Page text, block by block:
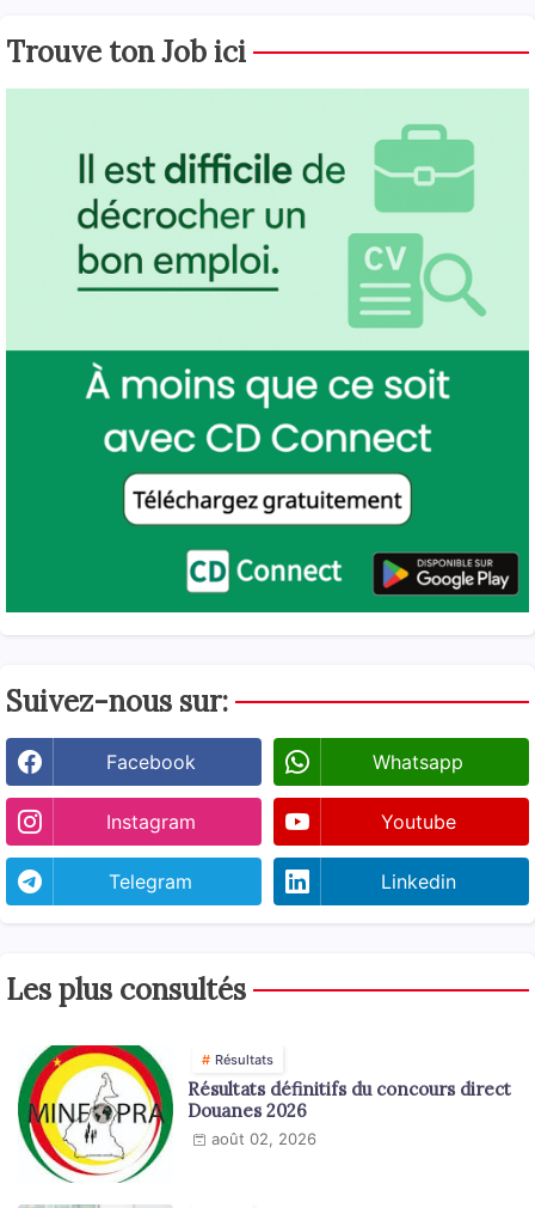
Trouve ton Job ici
Suivez-nous sur:
Facebook Whatsapp
Instagram Youtube
Telegram Linkedin
Les plus consultés
Résultats
Résultats définitifs du concours direct
Douanes 2026
août 02, 2026